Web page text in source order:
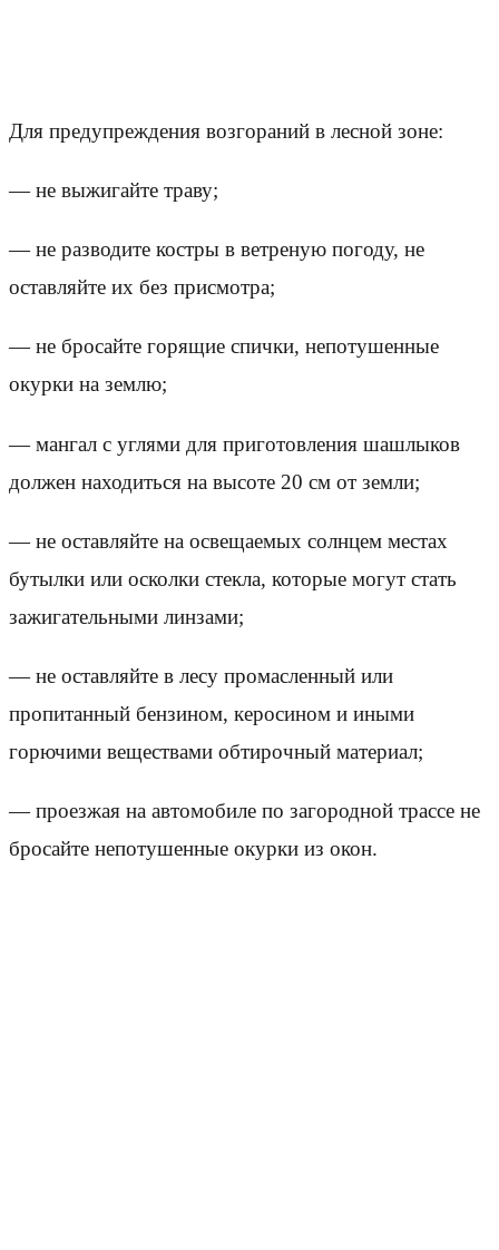
Для предупреждения возгораний в лесной зоне:
— не выжигайте траву;
— не разводите костры в ветреную погоду, не
оставляйте их без присмотра;
— не бросайте горящие спички, непотушенные
окурки на землю;
— мангал с углями для приготовления шашлыков
должен находиться на высоте 20 см от земли;
— не оставляйте на освещаемых солнцем местах
бутылки или осколки стекла, которые могут стать
зажигательными линзами;
— не оставляйте в лесу промасленный или
пропитанный бензином, керосином и иными
горючими веществами обтирочный материал;
— проезжая на автомобиле по загородной трассе не
бросайте непотушенные окурки из окон.